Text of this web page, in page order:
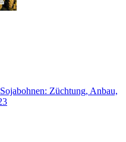
Züchtung, Anbau,